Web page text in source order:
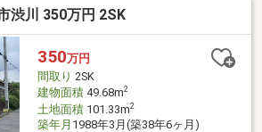
渋川 350万円 2SK
350万円
間取り 2SK
建物面積49.68m2
土地面積101.33m2
築年月 1988年3月(築38年6ヶ月)